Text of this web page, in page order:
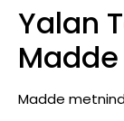
Yalan
Madde